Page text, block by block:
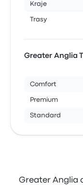
Kraje
Trasy
Greater Anglia
Comfort
Premium
Standard
Greater Anglia